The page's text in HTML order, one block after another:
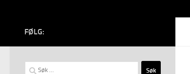
FØLG:
Søk